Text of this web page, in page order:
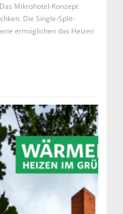
Mikrohotel-Konzept
Die Single-Split-
ermöglichen das Heizen